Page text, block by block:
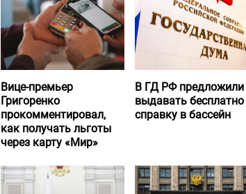
Вице-премьер
Григоренко
прокомментировал,
как получать льготы
через карту «Мир»
В ГД РФ предложили
выдавать бесплатно
справку в бассейн